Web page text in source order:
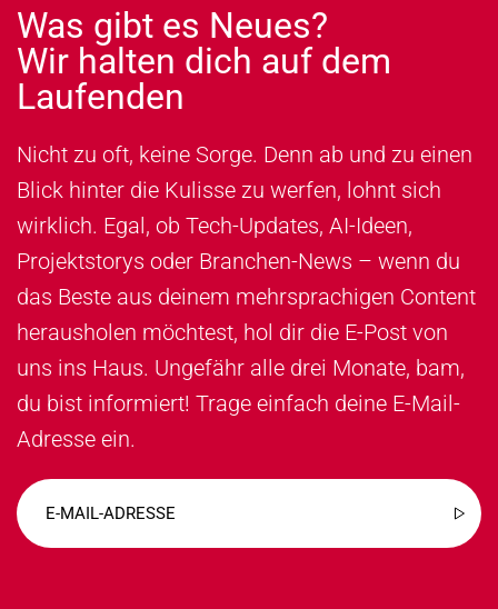
Was gibt es Neues?
Wir halten dich auf dem
Laufenden
Nicht zu oft, keine Sorge. Denn ab und zu einen
Blick hinter die Kulisse zu werfen, lohnt sich
wirklich. Egal, ob Tech-Updates, AI-Ideen,
Projektstorys oder Branchen-News – wenn du
das Beste aus deinem mehrsprachigen Content
herausholen möchtest, hol dir die E-Post von
uns ins Haus. Ungefähr alle drei Monate, bam,
du bist informiert! Trage einfach deine E-Mail-
Adresse ein.